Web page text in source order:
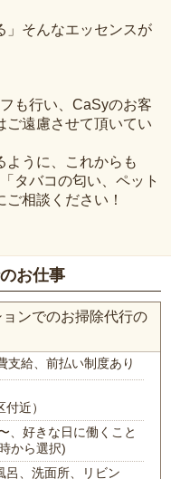
」そんなエッセンスが
も行い、CaSyのお客
ご遠慮させて頂いてい
ように、これからも
タバコの匂い、ペット
相談ください！
お仕事
ンでのお掃除代行の
支給、前払い制度あり
近）
、好きな日に働くこと
から選択)
呂、洗面所、リビン